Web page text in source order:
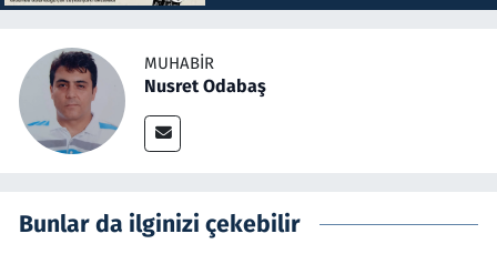
MUHABIR
Nusret Odabaş
Bunlar da ilginizi çekebilir